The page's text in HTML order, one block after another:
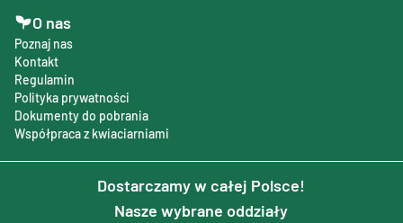
O nas
Poznaj nas
Kontakt
Regulamin
Polityka prywatności
Dokumenty do pobrania
Współpraca z kwiaciarniami
Dostarczamy w całej Polsce!
Nasze wybrane oddziały